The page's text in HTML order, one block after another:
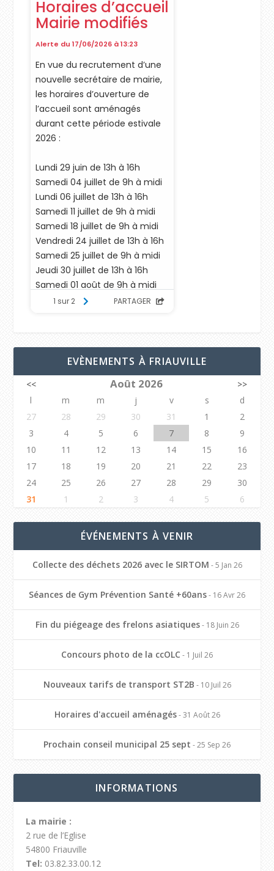
EVÈNEMENTS À FRIAUVILLE
<< Août 2026
>>
l
m m j v s
d
27
28 29 30 31 1
2
3
4 5 6 7 8
9
10
11 12 13 14 15
16
17
18 19 20 21 22
23
24
25 26 27 28 29
30
31
1 2 3 4 5 6
ÉVÉNEMENTS À VENIR
Collecte des déchets 2026 avec le SIRTOM - 5 Jan 26
Séances de Gym Prévention Santé +60ans- 16 Avr 26
Fin du piégeage des frelons asiatiques- 18 Juin 26
Concours photo de la ccOLC - 1 Juil 26
Nouveaux tarifs de transport ST2B - 10 Juil 26
Horaires d'accueil aménagés- 31 Août 26
Prochain conseil municipal 25 sept - 25 Sep 26
INFORMATIONS
La mairie :
2 rue de l’Eglise
54800 Friauville
Tel: 03.82.33.00.12